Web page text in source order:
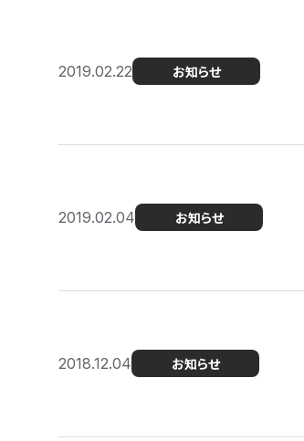
2019.02.22 お知らせ
2019.02.04 お知らせ
2018.12.04 お知らせ